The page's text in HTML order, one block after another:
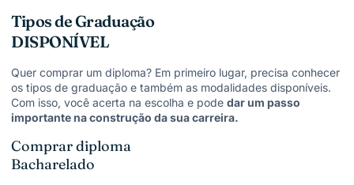
Tipos de Graduação
DISPONÍVEL
Quer comprar um diploma? Em primeiro lugar, precisa conhecer
os tipos de graduação e também as modalidades disponíveis.
Com isso, você acerta na escolha e pode dar um passo
importante na construção da sua carreira.
Comprar diploma
Bacharelado